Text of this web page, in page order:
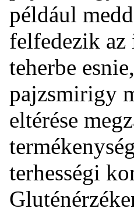
például
felfedezik az
teherbe
pajzsmirigy
eltérése
terhességi